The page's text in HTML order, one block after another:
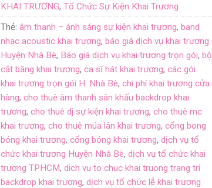
KHAI TRƯƠNG, Tổ Chức Sự Kiện Khai Trương
Thẻ: âm thanh – ánh sáng sự kiện khai trương, band
nhạc acoustic khai trương, báo giá dịch vụ khai trương
Huyện Nhà Bè, Báo giá dịch vụ khai trương trọn gói, bộ
cắt băng khai trương, ca sĩ hát khai trương, các gói
khai trương trọn gói H. Nhà Bè, chi phí khai trương cửa
hàng, cho thuê âm thanh sân khấu backdrop khai
trương, cho thuê dj sự kiện khai trương, cho thuê mc
khai trương, cho thuê múa lân khai trương, cổng bong
bóng khai trương, cổng bóng khai trương, dịch vụ tổ
chức khai trương Huyện Nhà Bè, dịch vụ tổ chức khai
trương TPHCM, dich vu to chuc khai truong trang trí
backdrop khai trương, dịch vụ tổ chức lễ khai trương